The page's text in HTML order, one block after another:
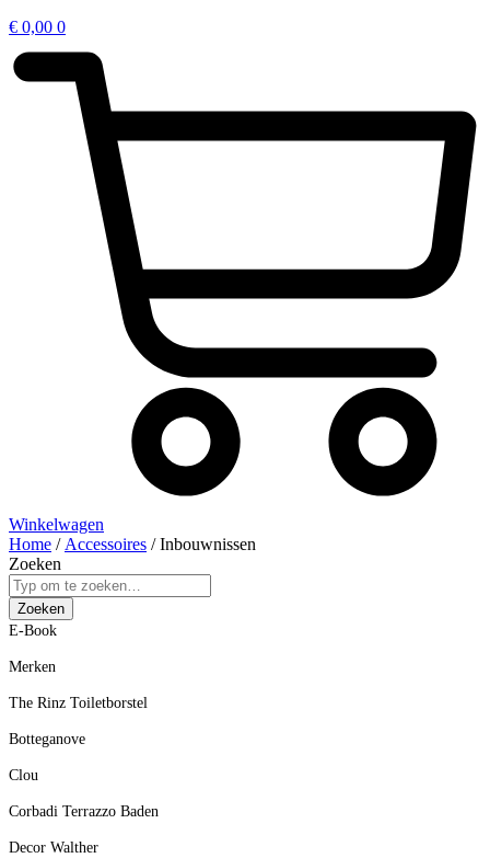
€ 0,00 0
Winkelwagen
Home / Accessoires / Inbouwnissen
Zoeken
Zoeken
E-Book
Merken
The Rinz Toiletborstel
Botteganove
Clou
Corbadi Terrazzo Baden
Decor Walther